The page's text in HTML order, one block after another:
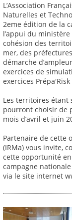
L’Association
Naturelles et
2eme édition de la
l’appui du
cohésion des
mer, des
démarche
exercices de
exercices
Les territoires étant
pourront choisir de
mois d’avril et juin
Partenaire de cette
(IRMa) vous invite,
cette opportunité
campagne
via le site internet